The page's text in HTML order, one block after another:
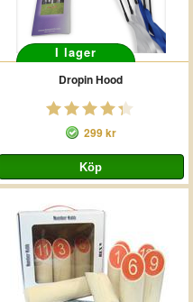
I lager
Dropin Hood
299 kr